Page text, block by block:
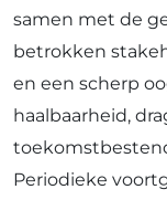
samen met de
betrokken
en een scherp
haalbaarheid,
Periodieke